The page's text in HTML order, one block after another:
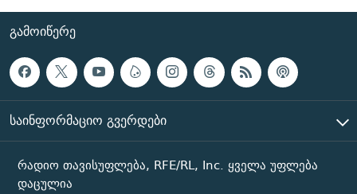
ᲒᲐᲛᲝᲘᲬᲔᲠᲔ
ᲡᲐᲘᲜᲤᲝᲠᲛᲐᲪᲘᲝ ᲒᲕᲔᲠᲓᲔᲑᲘ
რადიო თავისუფლება, RFE/RL, Inc. ყველა უფლება
დაცულია